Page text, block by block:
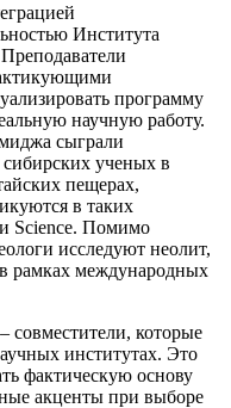
Института
программу
научную работу.
сыграли
ученых в
пещерах,
в таких
Science. Помимо
исследуют неолит,
рамках международных
совместители, которые
институтах. Это
фактическую основу
акценты при выборе